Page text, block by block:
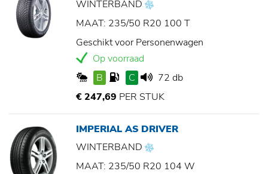
WINTERBAND
MAAT: 235/50 R20 100 T
Geschikt voor Personenwagen
Op voorraad
B
C
72 db
€ 247,69 PER STUK
IMPERIAL AS DRIVER
WINTERBAND
MAAT: 235/50 R20 104 W